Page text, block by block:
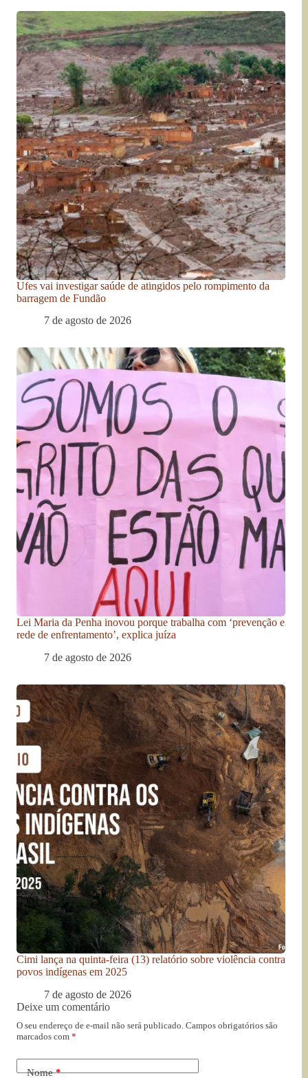
Ufes vai investigar saúde de atingidos pelo rompimento da
barragem de Fundão
7 de agosto de 2026
Lei Maria da Penha inovou porque trabalha com ‘prevenção e
rede de enfrentamento’, explica juíza
7 de agosto de 2026
Cimi lança na quinta-feira (13) relatório sobre violência contra
povos indígenas em 2025
7 de agosto de 2026
Deixe um comentário
O seu endereço de e-mail não será publicado. Campos obrigatórios são
marcados com *
Nome*